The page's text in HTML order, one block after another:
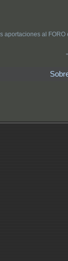
aportaciones al